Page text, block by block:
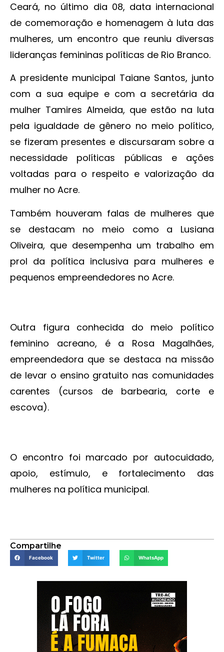
Ceará, no último dia 08, data internacional
de comemoração e homenagem à luta das
mulheres, um encontro que reuniu diversas
lideranças femininas políticas de Rio Branco.
A presidente municipal Taiane Santos, junto
com a sua equipe e com a secretária da
mulher Tamires Almeida, que estão na luta
pela igualdade de gênero no meio político,
se fizeram presentes e discursaram sobre a
necessidade políticas públicas e ações
voltadas para o respeito e valorização da
mulher no Acre.
Também houveram falas de mulheres que
se destacam no meio como a Lusiana
Oliveira, que desempenha um trabalho em
prol da política inclusiva para mulheres e
pequenos empreendedores no Acre.
Outra figura conhecida do meio político
feminino acreano, é a Rosa Magalhães,
empreendedora que se destaca na missão
de levar o ensino gratuito nas comunidades
carentes (cursos de barbearia, corte e
escova).
O encontro foi marcado por autocuidado,
apoio, estímulo, e fortalecimento das
mulheres na política municipal.
Compartilhe
Facebook Twitter WhatsApp